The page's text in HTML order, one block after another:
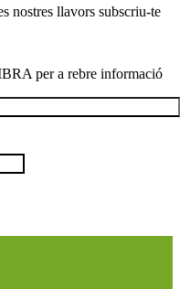
nostres llavors subscriu-te
per a rebre informació